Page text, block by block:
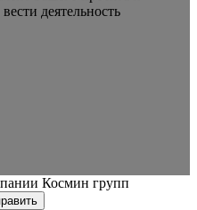
деятельность
Космин групп